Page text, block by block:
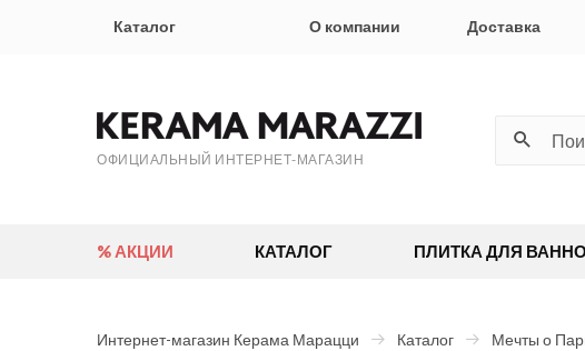
Каталог О компании Доставка
ОФИЦИАЛЬНЫЙ ИНТЕРНЕТ-МАГАЗИН
% АКЦИИ КАТАЛОГ ПЛИТКА ДЛЯ
Интернет-магазин Керама Марацци Каталог Мечты о